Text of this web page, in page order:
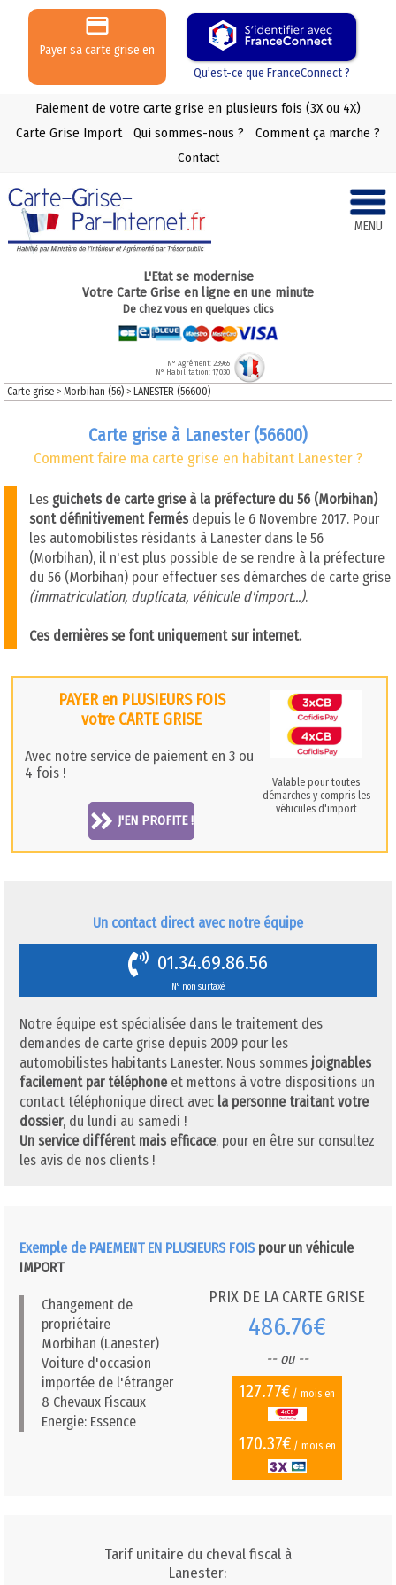
Payer sa carte grise en
Qu’est-ce que FranceConnect ?
Paiement de votre carte grise en plusieurs fois (3X ou 4X)
Carte Grise Import
Qui sommes-nous ?
Comment ça marche ?
Contact
MENU
L'Etat se modernise
Votre Carte Grise en ligne en une minute
De chez vous en quelques clics
N° Agrément: 23965
N° Habilitation: 17030
Carte grise >Morbihan (56)> LANESTER (56600)
Carte grise à Lanester (56600)
Comment faire ma carte grise en habitant Lanester ?
Les guichets de carte grise à la préfecture du 56 (Morbihan)
sont définitivement fermésdepuis le 6 Novembre 2017. Pour
les automobilistes résidants à Lanester dans le 56
(Morbihan), il n'est plus possible de se rendre à la préfecture
du 56 (Morbihan) pour effectuer ses démarches de carte grise
(immatriculation, duplicata, véhicule d'import...).
Ces dernières se font uniquement sur internet.
PAYER en PLUSIEURS FOIS
votre CARTE GRISE
Avec notre service de paiement en 3 ou
4 fois !
J'EN PROFITE !
Valable pour toutes
démarches y compris les
véhicules d'import
Un contact direct avec notre équipe
01.34.69.86.56
N° non surtaxé
Notre équipe est spécialisée dans le traitement des
demandes de carte grise depuis 2009 pour les
automobilistes habitants Lanester. Nous sommes joignables
facilement par téléphone et mettons à votre dispositions un
contact téléphonique direct avec la personne traitant votre
dossier, du lundi au samedi !
Un service différent mais efficace, pour en être sur consultez
les avis de nos clients !
Exemple de PAIEMENT EN PLUSIEURS FOIS pour un véhicule
IMPORT
Changement de
propriétaire
Morbihan (Lanester)
Voiture d'occasion
importée de l'étranger
8 Chevaux Fiscaux
Energie: Essence
PRIX DE LA CARTE GRISE
486.76€
-- ou --
127.77€ / mois en
170.37€/ mois en
Tarif unitaire du cheval fiscal à
Lanester: